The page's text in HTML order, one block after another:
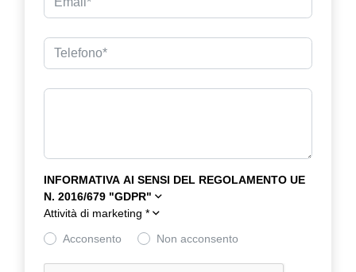
INFORMATIVA AI SENSI DEL REGOLAMENTO UE
N. 2016/679 "GDPR"
Attività di marketing *
Acconsento Non acconsento